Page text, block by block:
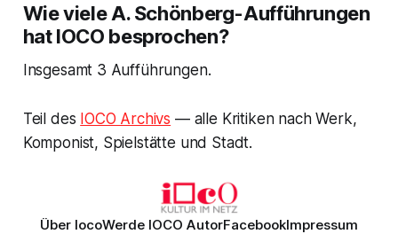
Wie viele A. Schönberg-Aufführungen
hat IOCO besprochen?
Insgesamt 3 Aufführungen.
Teil des IOCO Archivs — alle Kritiken nach Werk,
Komponist, Spielstätte und Stadt.
Über IocoWerde IOCO AutorFacebookImpressum